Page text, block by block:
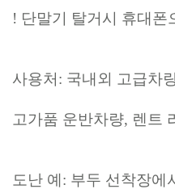
! 단말기 탈거시 휴대폰
사용처: 국내외 고급차
고가품 운반차량, 렌트
도난 예: 부두 선착장